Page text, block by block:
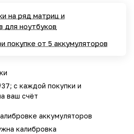
на ряд матриц и
для ноутбуков
покупке от 5 аккумуляторов
с каждой покупки и
ваш счёт
аккумуляторов
калибровка